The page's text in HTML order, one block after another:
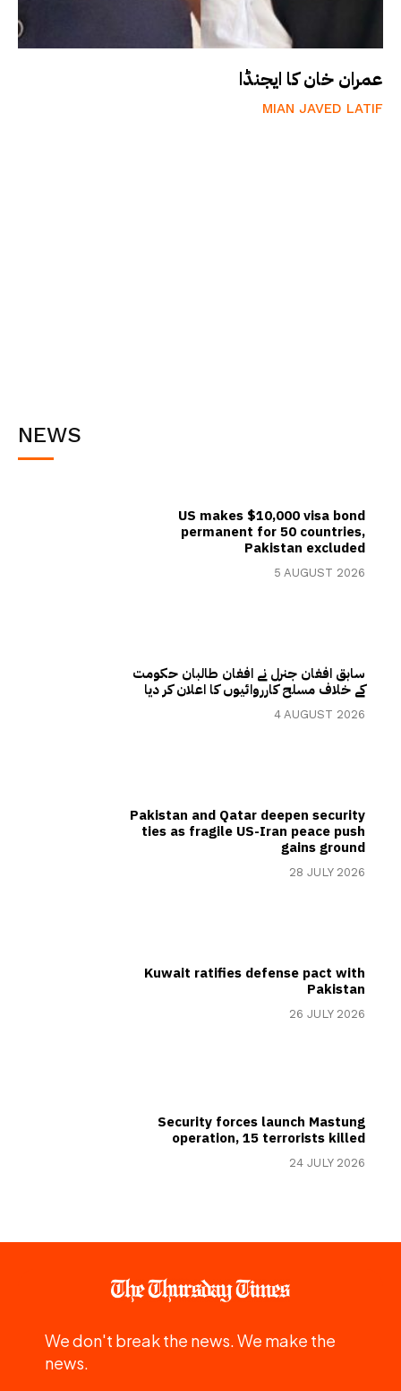
عمران خان کا ایجنڈا
MIAN JAVED LATIF
NEWS
US makes $10,000 visa bond
permanent for 50 countries,
Pakistan excluded
5 AUGUST 2026
سابق افغان جنرل نے افغان طالبان حکومت
کے خلاف مسلح کارروائیوں کا اعلان کر دیا
4 AUGUST 2026
Pakistan and Qatar deepen security
ties as fragile US-Iran peace push
gains ground
28 JULY 2026
Kuwait ratifies defense pact with
Pakistan
26 JULY 2026
Security forces launch Mastung
operation, 15 terrorists killed
24 JULY 2026
We don't break the news. We make the
news.